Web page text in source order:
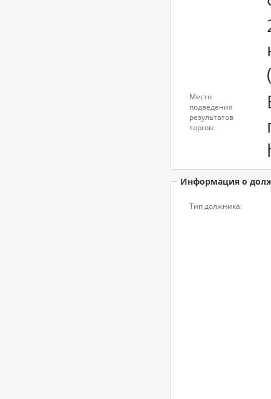
Место
подведения
результатов
торгов:
Информация о
Тип должника: